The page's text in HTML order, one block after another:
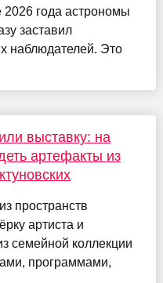
года астрономы
заставил
наблюдателей. Это
выставку: на
артефакты из
пространств
артиста и
семейной коллекции
программами,